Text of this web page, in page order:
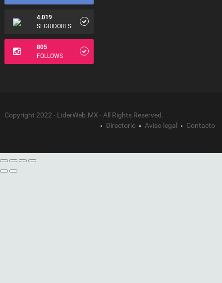
4.019
SEGUIDORES
805
FOLLOWS
Copyright 2022 - LiderWeb.MX - All Rights Reserved.
Directorio
Aviso legal Contacto